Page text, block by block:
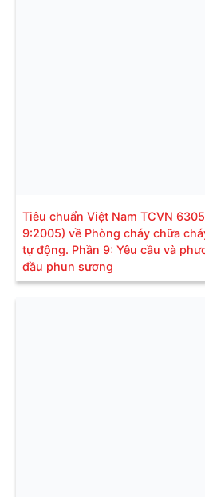
Tiêu chuẩn Việt Nam TCVN
9:2005) về Phòng cháy chữa
tự động. Phần 9: Yêu cầu và
đầu phun sương